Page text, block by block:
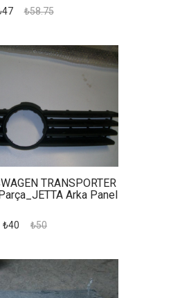
₺58.75
TRANSPORTER
Arka Panel
₺40 ₺50